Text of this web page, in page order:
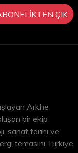
ÇIK
Arkhe
bir ekip
sanat tarihi ve
temasını Türkiye